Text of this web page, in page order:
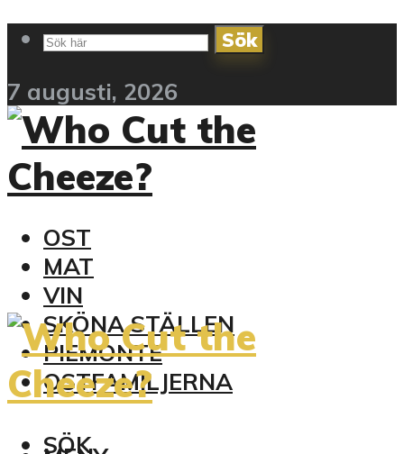
Sök
7 augusti, 2026
OST
MAT
VIN
SKÖNA STÄLLEN
PIEMONTE
OSTFAMILJERNA
SÖK